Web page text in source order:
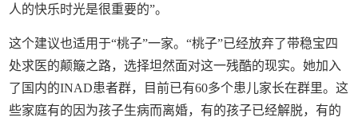
人的快乐时光是很重要的”。
这个建议也适用于“桃子”一家。“桃子”已经放弃了带稳宝四
处求医的颠簸之路，选择坦然面对这一残酷的现实。她加入
了国内的INAD患者群，目前已有60多个患儿家长在群里。这
些家庭有的因为孩子生病而离婚，有的孩子已经解脱，有的